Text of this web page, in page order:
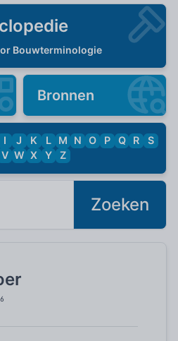
Bouwterminologie
Bronnen
I J K L M N O P Q R
S
V W X Y Z
Zoeken